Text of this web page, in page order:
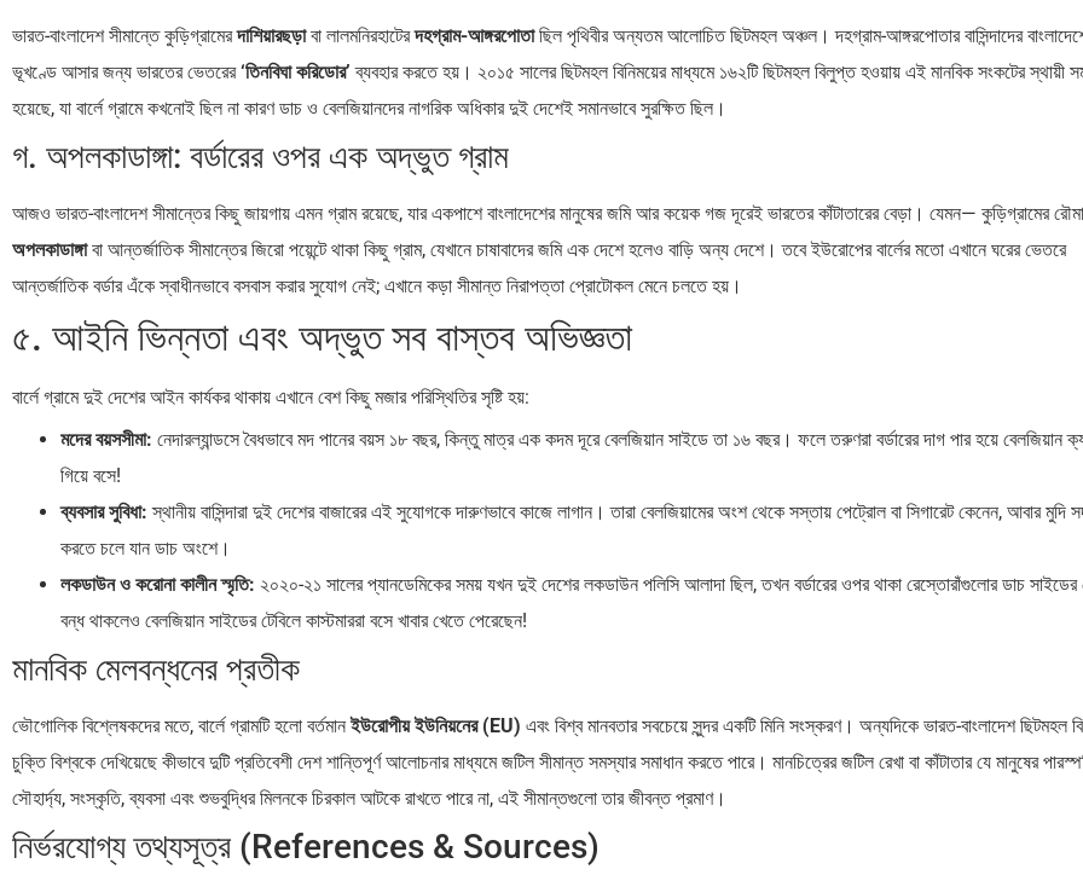
ভারত-বাংলাদেশ সীমান্তে কুড়িগ্রামেরদাশিয়ারছড়াবা লালমনিরহাটেরদহগ্রাম-আঙ্গরপোতাছিল পৃথিবীর অন্যতম আলোচিত ছিটমহল অঞ্চল। দহগ্রাম-আঙ্গরপোতার বাসিন্দাদের
ভূখণ্ডে আসার জন্য ভারতের ভেতরের‘তিনবিঘা করিডোর’ ব্যবহার করতে হয়। ২০১৫ সালের ছিটমহল বিনিময়ের মাধ্যমে ১৬২টি ছিটমহল বিলুপ্ত হওয়ায় এই মানবিক সংকটের স্থায়ী
হয়েছে, যা বার্লে গ্রামে কখনোই ছিল না কারণ ডাচ ও বেলজিয়ানদের নাগরিক অধিকার দুই দেশেই সমানভাবে সুরক্ষিত ছিল।
গ. অপলকাডাঙ্গা: বর্ডারের ওপর এক অদ্ভুত গ্রাম
আজও ভারত-বাংলাদেশ সীমান্তের কিছু জায়গায় এমন গ্রাম রয়েছে, যার একপাশে বাংলাদেশের মানুষের জমি আর কয়েক গজ দূরেই ভারতের কাঁটাতারের বেড়া। যেমন— কুড়িগ্রামের
অপলকাডাঙ্গাবা আন্তর্জাতিক সীমান্তের জিরো পয়েন্টে থাকা কিছু গ্রাম, যেখানে চাষাবাদের জমি এক দেশে হলেও বাড়ি অন্য দেশে। তবে ইউরোপের বার্লের মতো এখানে ঘরের ভেতরে
আন্তর্জাতিক বর্ডার এঁকে স্বাধীনভাবে বসবাস করার সুযোগ নেই; এখানে কড়া সীমান্ত নিরাপত্তা প্রোটোকল মেনে চলতে হয়।
৫. আইনি ভিন্নতা এবং অদ্ভুত সব বাস্তব অভিজ্ঞতা
বার্লে গ্রামে দুই দেশের আইন কার্যকর থাকায় এখানে বেশ কিছু মজার পরিস্থিতির সৃষ্টি হয়:
মদের বয়সসীমা: নেদারল্যান্ডসে বৈধভাবে মদ পানের বয়স ১৮ বছর, কিন্তু মাত্র এক কদম দূরে বেলজিয়ান সাইডে তা ১৬ বছর। ফলে তরুণরা বর্ডারের দাগ পার হয়ে বেলজিয়ান
গিয়ে বসে!
ব্যবসার সুবিধা: স্থানীয় বাসিন্দারা দুই দেশের বাজারের এই সুযোগকে দারুণভাবে কাজে লাগান। তারা বেলজিয়ামের অংশ থেকে সস্তায় পেট্রোল বা সিগারেট কেনেন, আবার মুদি
করতে চলে যান ডাচ অংশে।
লকডাউন ও করোনা কালীন স্মৃতি: ২০২০-২১ সালের প্যানডেমিকের সময় যখন দুই দেশের লকডাউন পলিসি আলাদা ছিল, তখন বর্ডারের ওপর থাকা রেস্তোরাঁগুলোর ডাচ সাইডের
বন্ধ থাকলেও বেলজিয়ান সাইডের টেবিলে কাস্টমাররা বসে খাবার খেতে পেরেছেন!
মানবিক মেলবন্ধনের প্রতীক
ভৌগোলিক বিশ্লেষকদের মতে, বার্লে গ্রামটি হলো বর্তমানইউরোপীয় ইউনিয়নের (EU) এবং বিশ্ব মানবতার সবচেয়ে সুন্দর একটি মিনি সংস্করণ। অন্যদিকে ভারত-বাংলাদেশ ছিটমহল
চুক্তি বিশ্বকে দেখিয়েছে কীভাবে দুটি প্রতিবেশী দেশ শান্তিপূর্ণ আলোচনার মাধ্যমে জটিল সীমান্ত সমস্যার সমাধান করতে পারে। মানচিত্রের জটিল রেখা বা কাঁটাতার যে মানুষের
সৌহার্দ্য, সংস্কৃতি, ব্যবসা এবং শুভবুদ্ধির মিলনকে চিরকাল আটকে রাখতে পারে না, এই সীমান্তগুলো তার জীবন্ত প্রমাণ।
নির্ভরযোগ্য তথ্যসূত্র (References & Sources)